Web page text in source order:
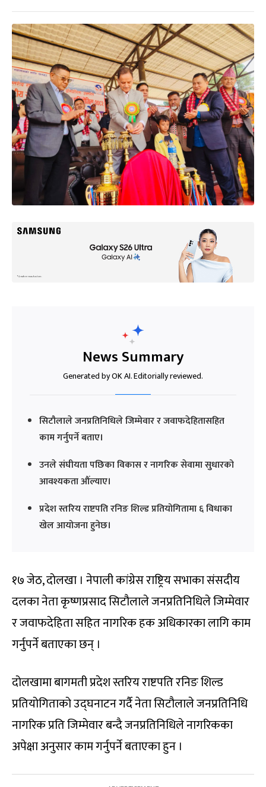
News Summary
Generated by OK AI. Editorially reviewed.
सिटौलाले जनप्रतिनिधिले जिम्मेवार र जवाफदेहितासहित
काम गर्नुपर्ने बताए।
उनले संघीयता पछिका विकास र नागरिक सेवामा सुधारको
आवश्यकता औंल्याए।
प्रदेश स्तरिय राष्टपति रनिङ शिल्ड प्रतियोगितामा ६ विधाका
खेल आयोजना हुनेछ।
१७ जेठ, दाेलखा । नेपाली कांग्रेस राष्ट्रिय सभाका संसदीय
दलका नेता कृष्णप्रसाद सिटौलाले जनप्रतिनिधिले जिम्मेवार
र जवाफदेहिता सहित नागरिक हक अधिकारका लागि काम
गर्नुपर्ने बताएका छन् ।
दोलखामा बागमती प्रदेश स्तरिय राष्टपति रनिङ शिल्ड
प्रतियोगिताको उद्घनाटन गर्दै नेता सिटौलाले जनप्रतिनिधि
नागरिक प्रति जिम्मेवार बन्दै जनप्रतिनिधिले नागरिकका
अपेक्षा अनुसार काम गर्नुपर्ने बताएका हुन ।